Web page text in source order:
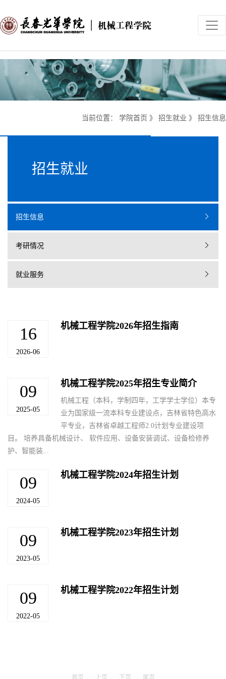
当前位置： 学院首页 》 招生就业 》 招生信息
招生就业
招生信息
考研情况
就业服务
16
2026-06
机械工程学院2026年招生指南
09
2025-05
机械工程学院2025年招生专业简介
机械工程（本科，学制四年，工学学士学位）本专
业为国家级一流本科专业建设点，吉林省特色高水
平专业，吉林省卓越工程师2.0计划专业建设项
目。 培养具备机械设计、 软件应用、设备安装调试、设备检修养
护、智能装...
09
2024-05
机械工程学院2024年招生计划
09
2023-05
机械工程学院2023年招生计划
09
2022-05
机械工程学院2022年招生计划
首页 上页 下页 尾页